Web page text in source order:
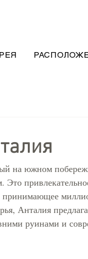
на южном
Анталия
руинами и